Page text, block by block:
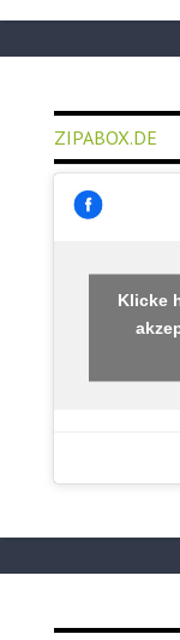
ZIPABOX.DE
Klicke